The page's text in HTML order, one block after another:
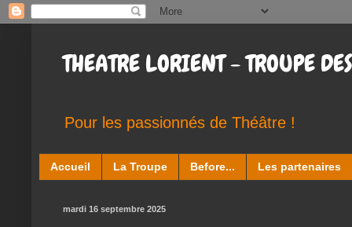
THEATRE LORIENT - TROUPE
Pour les passionnés de Théâtre !
Accueil La Troupe Before... Les partenaires
mardi 16 septembre 2025